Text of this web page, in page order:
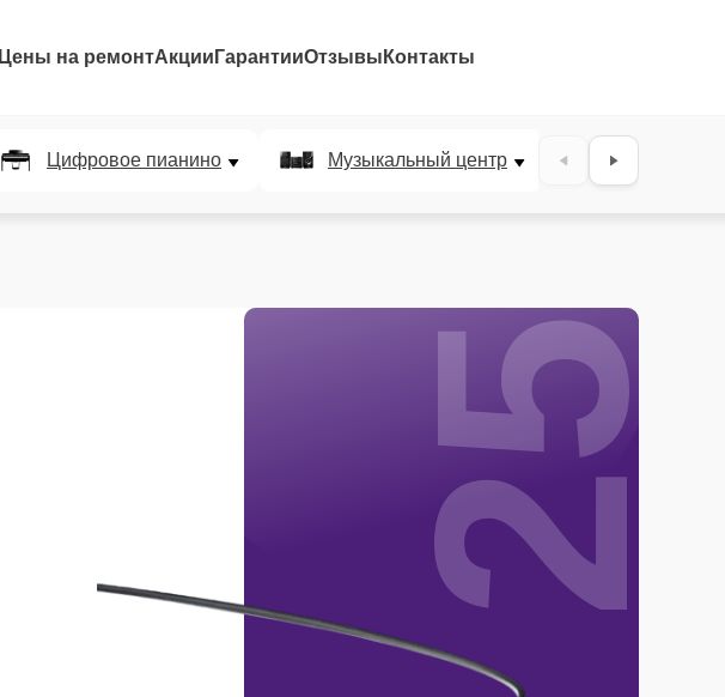
Цены на ремонтАкции ГарантииОтзывы Контакты
Цифровое пианино Музыкальный центр DJ-пульт
25%